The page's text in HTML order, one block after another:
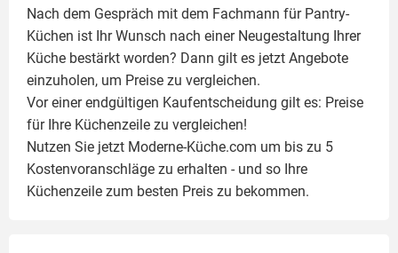
Nach dem Gespräch mit dem Fachmann für Pantry-
Küchen ist Ihr Wunsch nach einer Neugestaltung Ihrer
Küche bestärkt worden? Dann gilt es jetzt Angebote
einzuholen, um Preise zu vergleichen.
Vor einer endgültigen Kaufentscheidung gilt es: Preise
für Ihre Küchenzeile zu vergleichen!
Nutzen Sie jetzt Moderne-Küche.com um bis zu 5
Kostenvoranschläge zu erhalten - und so Ihre
Küchenzeile zum besten Preis zu bekommen.